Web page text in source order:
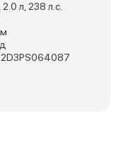
л, 238 л.с.